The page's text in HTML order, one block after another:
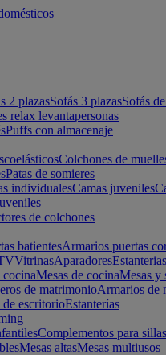
2 plazasSofás 3 plazasSofás
relax levantapersonas
Puffs con almacenaje
Colchones de
Patas de somieres
individualesCamas juveniles
de colchones
batientesArmarios puertas
VitrinasAparadoresEstanterias
cocinaMesas de cocinaMesas y
de matrimonioArmarios de
de escritorioEstanterías
Complementos para sillas
Mesas altasMesas multiusos